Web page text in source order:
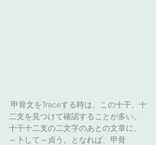
二支を見つけて確認することが多い。
十干十二支の二文字のあとの文章に、
～卜して～貞う。となれば、甲骨